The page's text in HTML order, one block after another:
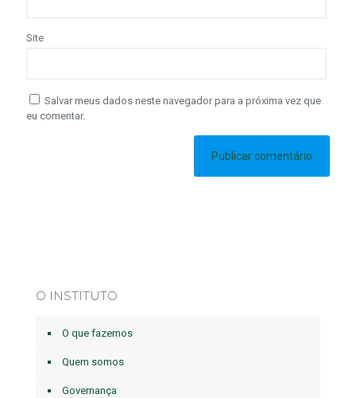
Site
Salvar meus dados neste navegador para a próxima vez que
eu comentar.
O INSTITUTO
O que fazemos
Quem somos
Governança